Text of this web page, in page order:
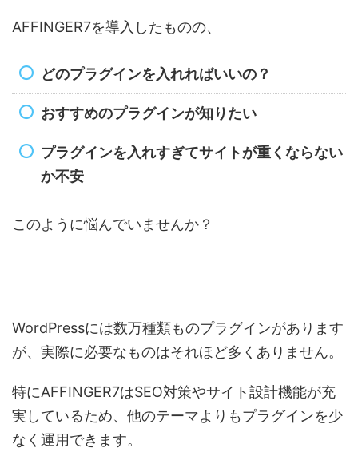
AFFINGER7を導入したものの、
どのプラグインを入れればいいの？
おすすめのプラグインが知りたい
プラグインを入れすぎてサイトが重くならない
か不安
このように悩んでいませんか？
WordPressには数万種類ものプラグインがあります
が、実際に必要なものはそれほど多くありません。
特にAFFINGER7はSEO対策やサイト設計機能が充
実しているため、他のテーマよりもプラグインを少
なく運用できます。